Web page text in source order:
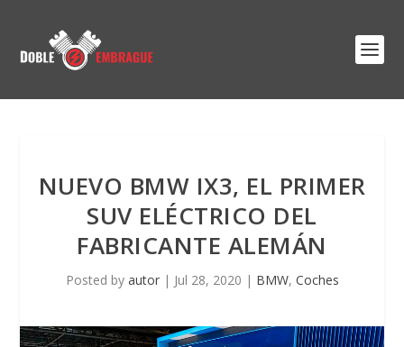
NUEVO BMW IX3, EL PRIMER
SUV ELÉCTRICO DEL
FABRICANTE ALEMÁN
Posted by autor| Jul 28, 2020 | BMW, Coches